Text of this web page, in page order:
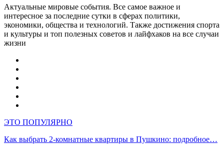
Актуальные мировые события. Все самое важное и
интересное за последние сутки в сферах политики,
экономики, общества и технологий. Также достижения спорта
и культуры и топ полезных советов и лайфхаков на все случаи
жизни
ЭТО ПОПУЛЯРНО
Как выбрать 2-комнатные квартиры в Пушкино: подробное…